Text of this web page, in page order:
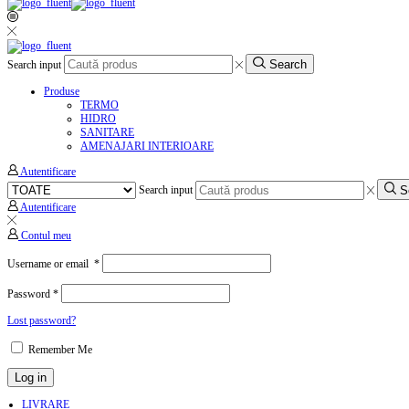
Search input Search
Produse
TERMO
HIDRO
SANITARE
AMENAJARI INTERIOARE
Autentificare
Search input
Autentificare
Contul meu
Username or email *
Password *
Lost password?
Remember Me
Log in
LIVRARE